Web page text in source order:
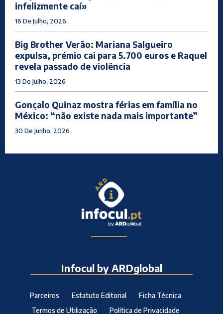
infelizmente caí»
16 De Julho, 2026
Big Brother Verão: Mariana Salgueiro
expulsa, prémio cai para 5.700 euros e Raquel
revela passado de violência
13 De Julho, 2026
Gonçalo Quinaz mostra férias em família no
México: “não existe nada mais importante”
30 De Junho, 2026
Infocul by ARDglobal
Parceiros Estatuto Editorial
Ficha Técnica
Termos de Utilização
Política de Privacidade